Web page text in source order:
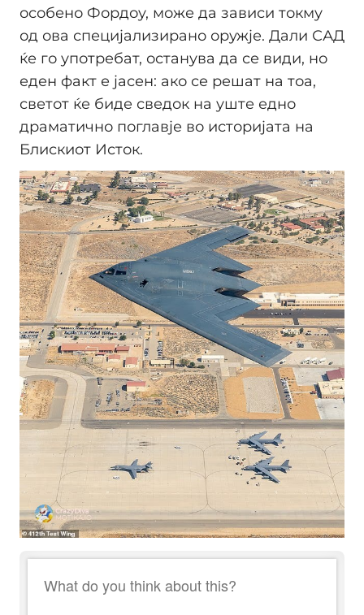
особено Фордоу, може да зависи токму
од ова специјализирано оружје. Дали САД
ќе го употребат, останува да се види, но
еден факт е јасен: ако се решат на тоа,
светот ќе биде сведок на уште едно
драматично поглавје во историјата на
Блискиот Исток.